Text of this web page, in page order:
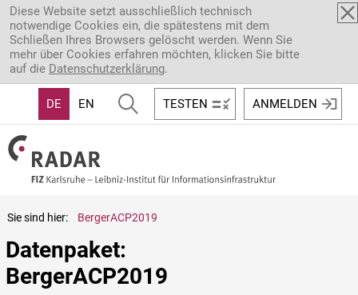
Direkt zum Inhalt
Diese Website setzt ausschließlich technisch
notwendige Cookies ein, die spätestens mit dem
Schließen Ihres Browsers gelöscht werden. Wenn Sie
mehr über Cookies erfahren möchten, klicken Sie bitte
auf die Datenschutzerklärung.
DE EN TESTEN ANMELDEN
Sie sind hier: BergerACP2019
Datenpaket:
BergerACP2019